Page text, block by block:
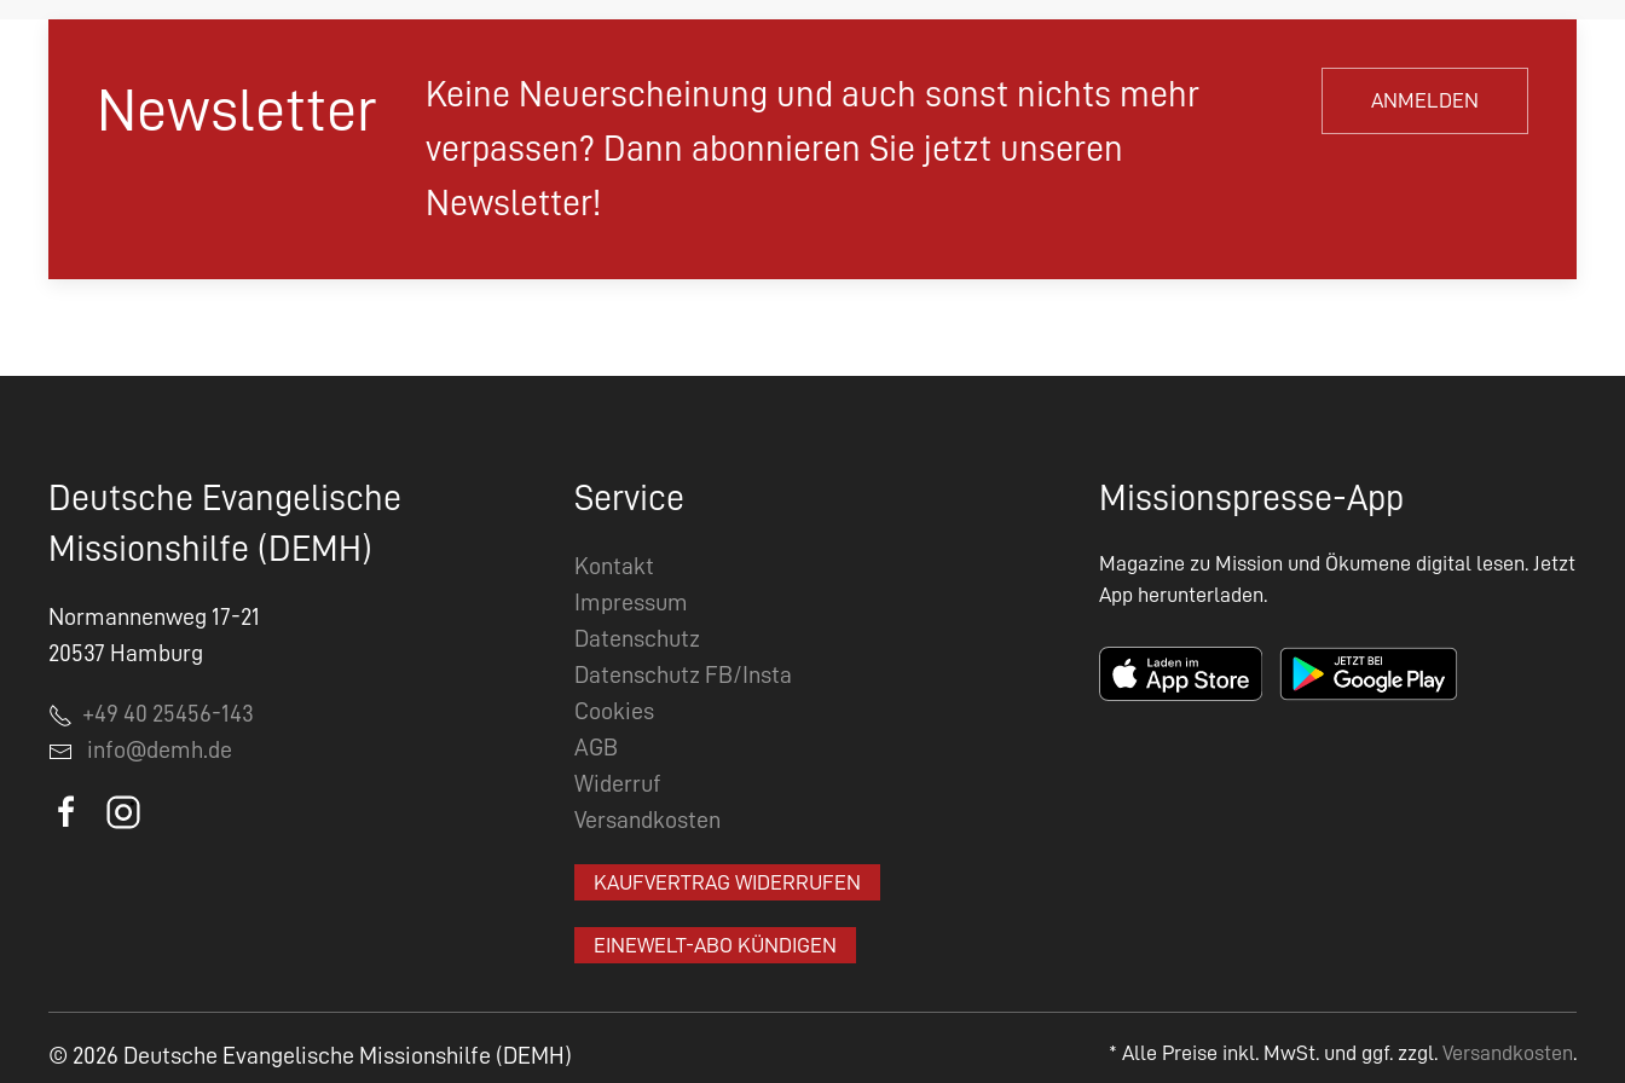
Newsletter
Keine Neuerscheinung und auch sonst nichts mehr
verpassen? Dann abonnieren Sie jetzt unseren
Newsletter!
ANMELDEN
Deutsche Evangelische
Missionshilfe (DEMH)
Normannenweg 17-21
20537 Hamburg
+49 40 25456-143
info@demh.de
Service
Kontakt
Impressum
Datenschutz
Datenschutz FB/Insta
Cookies
AGB
Widerruf
Versandkosten
KAUFVERTRAG WIDERRUFEN
EINEWELT-ABO KÜNDIGEN
Missionspresse-App
Magazine zu Mission und Ökumene digital lesen. Jetzt
App herunterladen.
* Alle Preise inkl. MwSt. und ggf. zzgl. Versandkosten.
© 2026 Deutsche Evangelische Missionshilfe (DEMH)